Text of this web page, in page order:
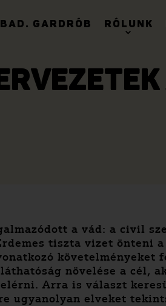
GARDRÓB RÓLUNK
a vád: a civil
tiszta vizet önteni
növelése a cél,
Arra is választ
ugyanolyan elveket